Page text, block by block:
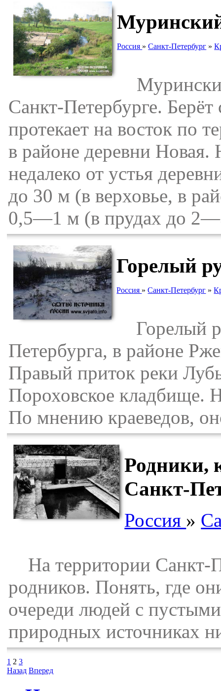
Россия »Санкт-Петербург »
Санкт-Петербурге. Берёт
протекает на восток по
в районе деревни Новая.
недалеко от устья
до 30 м (в верховье, в
0,5—1 м (в прудах до
Горелый
Россия »Санкт-Петербург »
Горелый
Петербурга, в районе
Правый приток реки
Пороховское кладбище.
По мнению краеведов,
Родники,
Санкт-
Россия »
На территории Санкт-
родников. Понять, где
очереди людей с
природных источниках
1 2 3
Назад Вперед